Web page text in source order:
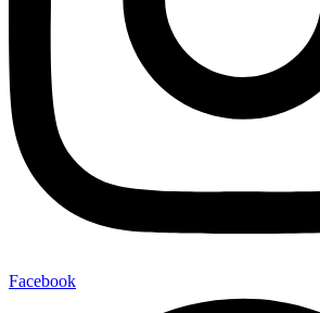
Facebook